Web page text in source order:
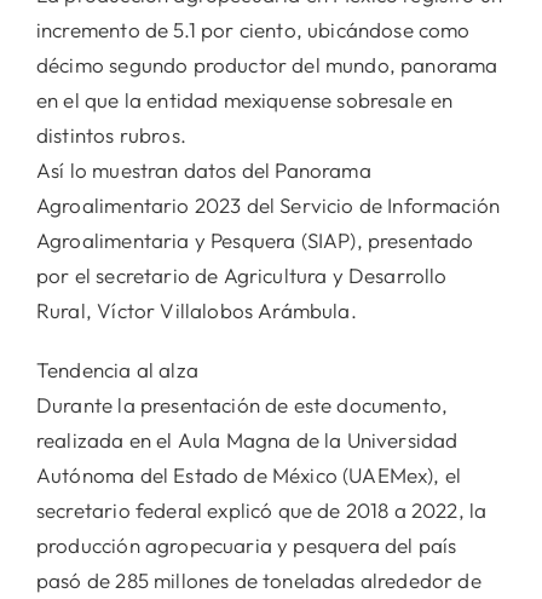
incremento de 5.1 por ciento, ubicándose como
décimo segundo productor del mundo, panorama
en el que la entidad mexiquense sobresale en
distintos rubros.
Así lo muestran datos del Panorama
Agroalimentario 2023 del Servicio de Información
Agroalimentaria y Pesquera (SIAP), presentado
por el secretario de Agricultura y Desarrollo
Rural, Víctor Villalobos Arámbula.
Tendencia al alza
Durante la presentación de este documento,
realizada en el Aula Magna de la Universidad
Autónoma del Estado de México (UAEMex), el
secretario federal explicó que de 2018 a 2022, la
producción agropecuaria y pesquera del país
pasó de 285 millones de toneladas alrededor de